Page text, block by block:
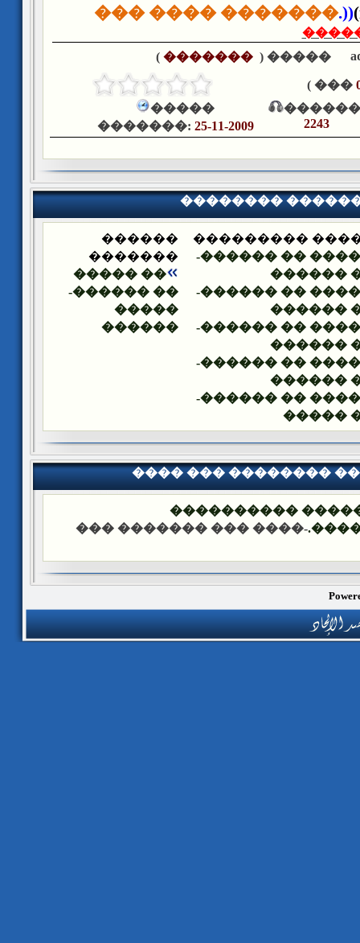
��� ���� �������.))(
����
����� (
�������
)
��� )
�����
�������: 25-11-2009
2243
��������
��������
�� ����� ��
�����
�� ����� ��
�����
�� ����� ��
�����
�� ����� ��
�����
�� ����� ��
�����
������
�������
�� �����
�� ������-
�����
������
���� ��� ��������
��� ����:
-���� ��� ������� ���